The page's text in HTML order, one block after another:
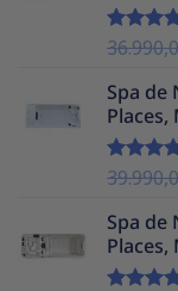
Note
Spa de
Places,
Note
Spa de
Places,